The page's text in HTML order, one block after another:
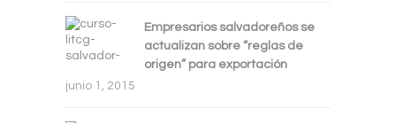
Empresarios salvadoreños se
actualizan sobre “reglas de
origen” para exportación
junio 1, 2015